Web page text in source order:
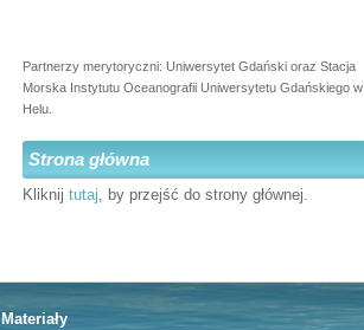
Partnerzy merytoryczni: Uniwersytet Gdański oraz Stacja
Morska Instytutu Oceanografii Uniwersytetu Gdańskiego w
Helu.
Strona główna
Kliknij tutaj, by przejść do strony głównej.
Materiały